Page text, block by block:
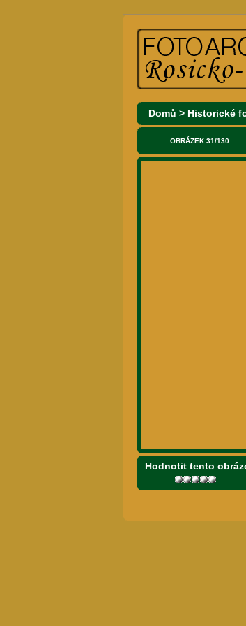
Domů > Historické
OBRÁZEK 31/130
Hodnotit tento